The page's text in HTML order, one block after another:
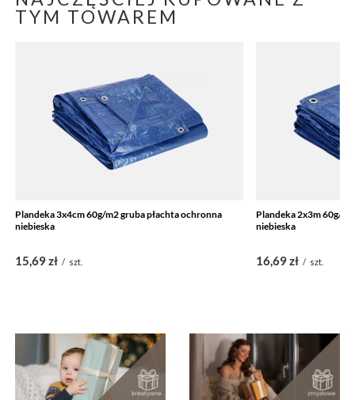
TYM TOWAREM
Plandeka 3x4cm 60g/m2 gruba płachta ochronna
niebieska
15,69 zł / szt.
Plandeka 2x3m 60g/
niebieska
16,69 zł / szt.